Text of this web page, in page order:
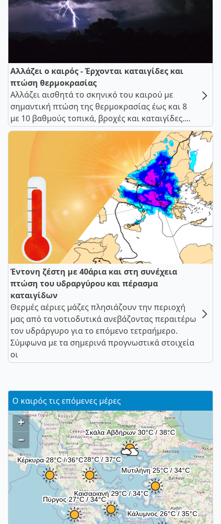
Αλλάζει ο καιρός - Έρχονται καταιγίδες και
πτώση θερμοκρασίας
Αλλάζει αισθητά το σκηνικό του καιρού με
σημαντική πτώση της θερμοκρασίας έως και 8
με 10 βαθμούς τοπικά, βροχές και καταιγίδες....
Έντονη ζέστη με 40άρια και στη συνέχεια
πτώση του υδραργύρου και πέρασμα
καταιγίδων
Θερμές αέριες μάζες πλησιάζουν την περιοχή
μας από τα νοτιοδυτικά ανεβάζοντας περαιτέρω
τον υδράργυρο για το επόμενο τετραήμερο.
Σύμφωνα με τα σημερινά προγνωστικά στοιχεία
οι
Ο καιρός τις επόμενες μέρες
+
–